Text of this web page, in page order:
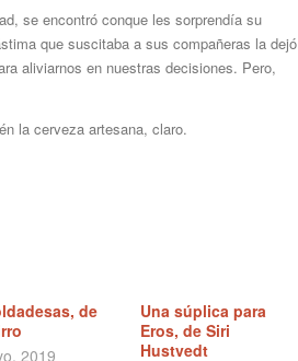
se encontró conque les sorprendía su
que suscitaba a sus compañeras la dejó
aliviarnos en nuestras decisiones. Pero,
la cerveza artesana, claro.
de
2019
Una súplica para
Eros, de Siri
Hustvedt